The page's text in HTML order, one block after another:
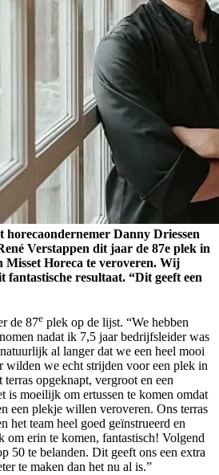
horecaondernemer Danny Driessen
Verstappen dit jaar de 87e plek in
Misset Horeca te veroveren. Wij
fantastische resultaat. “Dit geeft een
de 87e plek op de lijst. “We hebben
nadat ik 7,5 jaar bedrijfsleider was
al langer dat we een heel mooi
wilden we echt strijden voor een plek in
opgeknapt, vergroot en een
is moeilijk om ertussen te komen omdat
een plekje willen veroveren. Ons terras
het team heel goed geïnstrueerd en
om erin te komen, fantastisch! Volgend
50 te belanden. Dit geeft ons een extra
te maken dan het nu al is.”